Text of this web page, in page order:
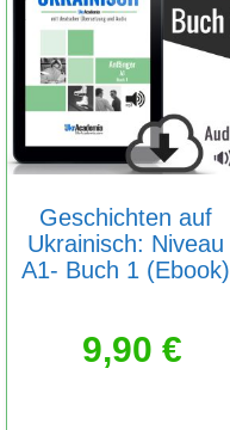
Geschichten auf
Ukrainisch: Niveau
A1- Buch 1 (Ebook)
9,90 €